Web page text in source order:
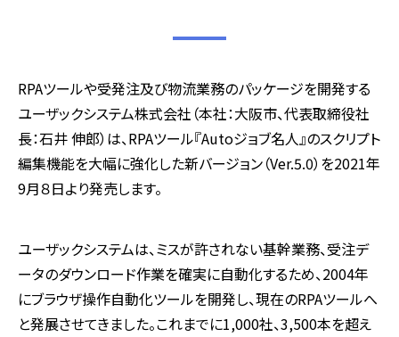
RPAツールや受発注及び物流業務のパッケージを開発する
ユーザックシステム株式会社（本社：大阪市、代表取締役社
長：石井 伸郎）は、RPAツール『Autoジョブ名人』のスクリプト
編集機能を大幅に強化した新バージョン（Ver.5.0）を2021年
9月８日より発売します。
ユーザックシステムは、ミスが許されない基幹業務、受注デ
ータのダウンロード作業を確実に自動化するため、2004年
にブラウザ操作自動化ツールを開発し、現在のRPAツールへ
と発展させてきました。これまでに1,000社、3,500本を超え